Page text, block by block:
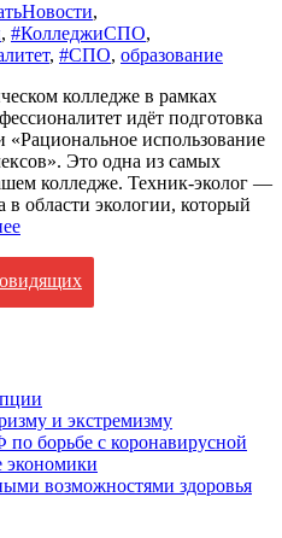
Новости,
, #КолледжиСПО,
, #СПО, образование
колледже в рамках
идёт подготовка
использование
Это одна из самых
колледже. Техник-эколог —
в области экологии, который
и экстремизму
борьбе с коронавирусной
экономики
возможностями здоровья